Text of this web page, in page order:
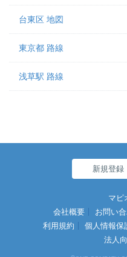
台東区 地図
東京都 路線
浅草駅 路線
新規登録
マピ
会社概要
お問い
利用規約
個人情報保
法人